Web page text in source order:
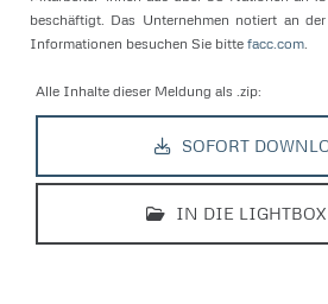
beschäftigt. Das Unternehmen notiert an
Informationen besuchen Sie bitte facc.com.
Alle Inhalte dieser Meldung als .zip:
SOFORT
IN DIE LIGHTBOX